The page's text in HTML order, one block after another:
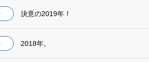
決意の2019年！
2018年。